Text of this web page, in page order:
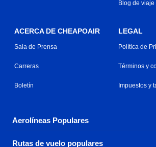
Blog de viaje
ACERCA DE CHEAPOAIR
Sala de Prensa
Carreras
Boletín
LEGAL
Política de
Términos y
Impuestos y
Aerolíneas Populares
Explora nuestras opciones de tarifas
Rutas de vuelo populares